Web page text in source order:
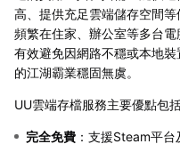
高、提供充足雲端儲存空間
頻繁在住家、辦公室等多台
有效避免因網路不穩或本地
的江湖霸業穩固無虞。
UU雲端存檔服務主要優點包括
完全免費 ：支援Steam平